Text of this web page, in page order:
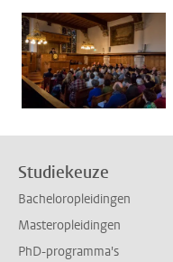
Studiekeuze
Bacheloropleidingen
Masteropleidingen
PhD-programma's